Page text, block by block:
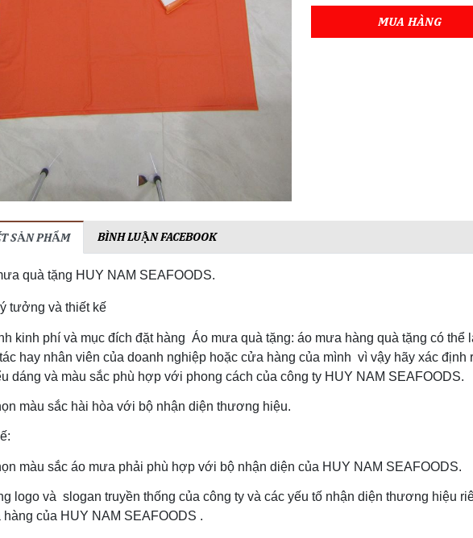
MUA HÀNG
SẢN PHẨM BÌNH LUẬN FACEBOOK
quà tặng HUY NAM SEAFOODS.
tưởng và thiết kế
kinh phí và mục đích đặt hàng Áo mưa quà tặng: áo mưa hàng quà tặng có thể
hay nhân viên của doanh nghiệp hoặc cửa hàng của mình vì vậy hãy xác định
dáng và màu sắc phù hợp với phong cách của công ty HUY NAM SEAFOODS.
màu sắc hài hòa với bộ nhận diện thương hiệu.
màu sắc áo mưa phải phù hợp với bộ nhận diện của HUY NAM SEAFOODS.
logo và slogan truyền thống của công ty và các yếu tố nhận diện thương hiệu
hàng của HUY NAM SEAFOODS .